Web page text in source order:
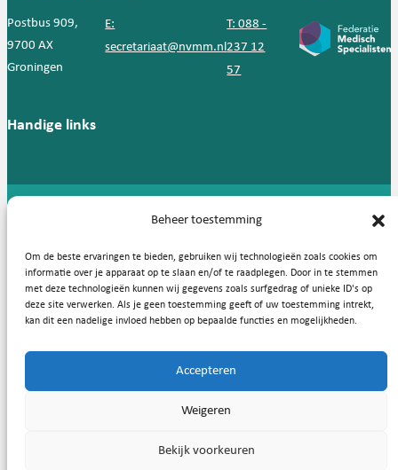
Beheer toestemming
Om de beste ervaringen te bieden, gebruiken wij technologieën zoals cookies om
informatie over je apparaat op te slaan en/of te raadplegen. Door in te stemmen
met deze technologieën kunnen wij gegevens zoals surfgedrag of unieke ID's op
deze site verwerken. Als je geen toestemming geeft of uw toestemming intrekt,
kan dit een nadelige invloed hebben op bepaalde functies en mogelijkheden.
Accepteren
Weigeren
Bekijk voorkeuren
Postbus 909,
9700 AX
Groningen
E:
secretariaat@nvmm.nl
T: 088 -
237 12
57
Handige links
Copyright © 2026, Nederlandse Vereniging voor Medische
Privacy statementCookies